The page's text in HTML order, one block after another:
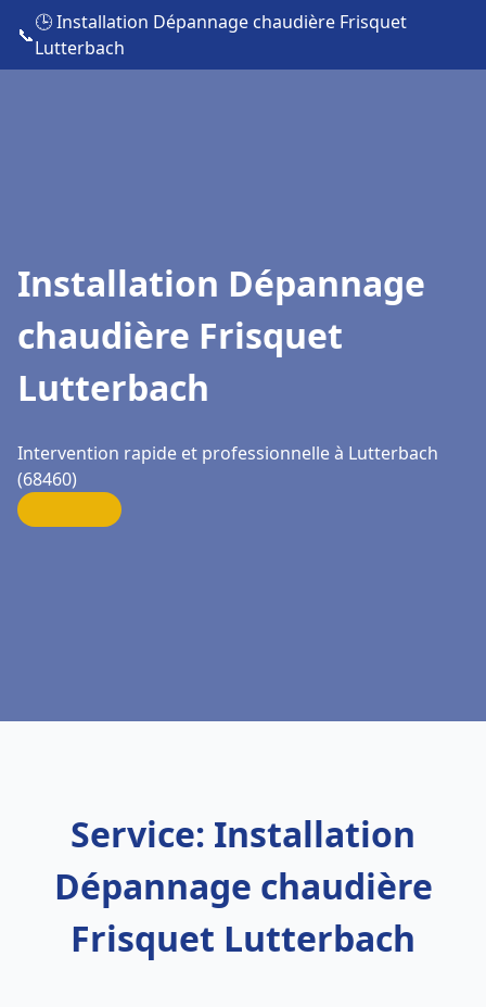
📞
🕒 Installation Dépannage chaudière Frisquet
Lutterbach
Installation Dépannage
chaudière Frisquet
Lutterbach
Intervention rapide et professionnelle à Lutterbach
(68460)
Service: Installation
Dépannage chaudière
Frisquet Lutterbach